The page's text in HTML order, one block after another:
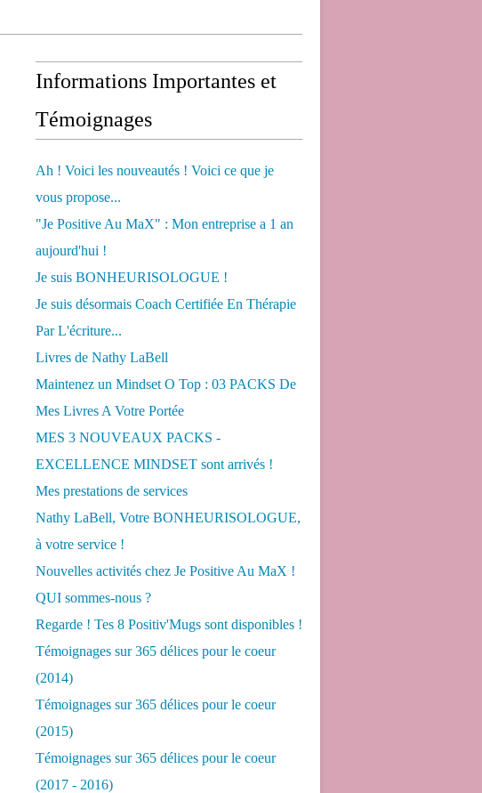
Informations Importantes et
Témoignages
Ah ! Voici les nouveautés ! Voici ce que je
vous propose...
"Je Positive Au MaX" : Mon entreprise a 1 an
aujourd'hui !
Je suis BONHEURISOLOGUE !
Je suis désormais Coach Certifiée En Thérapie
Par L'écriture...
Livres de Nathy LaBell
Maintenez un Mindset O Top : 03 PACKS De
Mes Livres A Votre Portée
MES 3 NOUVEAUX PACKS -
EXCELLENCE MINDSET sont arrivés !
Mes prestations de services
Nathy LaBell, Votre BONHEURISOLOGUE,
à votre service !
Nouvelles activités chez Je Positive Au MaX !
QUI sommes-nous ?
Regarde ! Tes 8 Positiv'Mugs sont disponibles !
Témoignages sur 365 délices pour le coeur
(2014)
Témoignages sur 365 délices pour le coeur
(2015)
Témoignages sur 365 délices pour le coeur
(2017 - 2016)